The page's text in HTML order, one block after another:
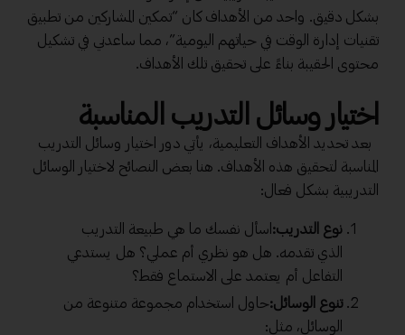
بشكل دقيق. واحد من الأهداف كان “تمكين المشاركين من تطبيق
تقنيات إدارة الوقت في حياتهم اليومية”، مما ساعدني في تشكيل
محتوى الحقيبة بناءً على تحقيق تلك الأهداف.
اختيار وسائل التدريب المناسبة
بعد تحديد الأهداف التعليمية، يأتي دور اختيار وسائل التدريب
المناسبة لتحقيق هذه الأهداف. هنا بعض النصائح لاختيار الوسائل
التدريبية بشكل فعال:
نوع التدريب: اسأل نفسك ما هي طبيعة التدريب
الذي تقدمه. هل هو نظري أم عملي؟ هل يستدعي
التفاعل أم يعتمد على الاستماع فقط؟
تنوع الوسائل:حاول استخدام مجموعة متنوعة من
الوسائل، مثل: